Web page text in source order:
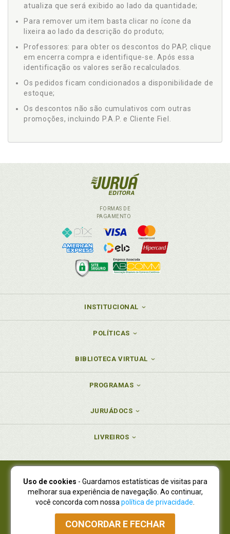
atualiza que será exibido ao lado da quantidade;
Para remover um item basta clicar no ícone da
lixeira ao lado da descrição do produto;
Professores: para obter os descontos do PAP, clique
em encerra compra e identifique-se. Após essa
identificação os valores serão recalculados.
Os pedidos ficam condicionados a disponibilidade de
estoque;
Os descontos não são cumulativos com outras
promoções, incluindo P.A.P. e Cliente Fiel.
FORMAS DE
PAGAMENTO
INSTITUCIONAL
POLÍTICAS
BIBLIOTECA VIRTUAL
PROGRAMAS
JURUÁDOCS
LIVREIROS
Juruá Editora Ltda., CNPJ 77.535.508/0001-19
Juruá Informática Ltda., CNPJ 01.701.561/0001-80
NOVO ENDEREÇO:R. Flávio Dallegrave, 7665, São Lourenço |
Curitiba - Paraná - CEP 82210-310
Atendimento: (41) 4009-3900|Vendas Atacado: (41) 4009-3939
Uso de cookies - Guardamos estatísticas de visitas para
melhorar sua experiência de navegação. Ao continuar,
você concorda com nossa política de privacidade
CONCORDAR E FECHAR